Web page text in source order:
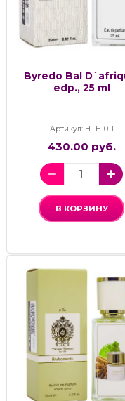
Byredo Bal
edp., 25 ml
Артикул: НТН-011
430.00 руб.
В КОРЗИНУ